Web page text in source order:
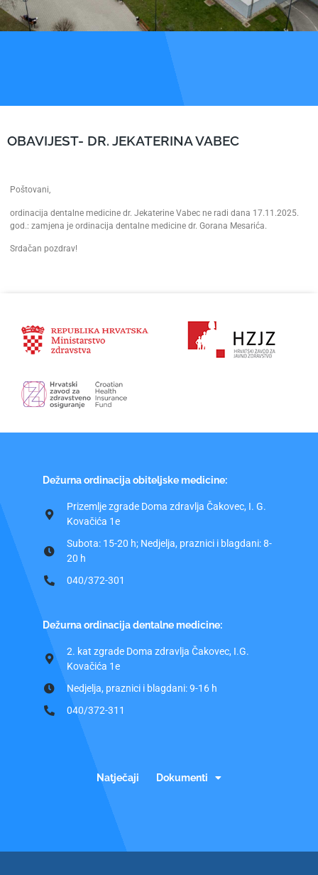
OBAVIJEST- DR. JEKATERINA VABEC
Poštovani,
ordinacija dentalne medicine dr. Jekaterine Vabec ne radi dana 17.11.2025.
god.: zamjena je ordinacija dentalne medicine dr. Gorana Mesarića.
Srdačan pozdrav!
Dežurna ordinacija obiteljske medicine:
Prizemlje zgrade Doma zdravlja Čakovec, I. G.
Kovačića 1e
Subota: 15-20 h; Nedjelja, praznici i blagdani: 8-
20 h
040/372-301
Dežurna ordinacija dentalne medicine:
2. kat zgrade Doma zdravlja Čakovec, I.G.
Kovačića 1e
Nedjelja, praznici i blagdani: 9-16 h
040/372-311
Natječaji Dokumenti